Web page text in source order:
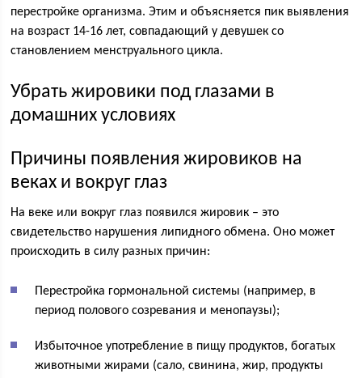
перестройке организма. Этим и объясняется пик выявления
на возраст 14-16 лет, совпадающий у девушек со
становлением менструального цикла.
Убрать жировики под глазами в
домашних условиях
Причины появления жировиков на
веках и вокруг глаз
На веке или вокруг глаз появился жировик – это
свидетельство нарушения липидного обмена. Оно может
происходить в силу разных причин:
Перестройка гормональной системы (например, в
период полового созревания и менопаузы);
Избыточное употребление в пищу продуктов, богатых
животными жирами (сало, свинина, жир, продукты